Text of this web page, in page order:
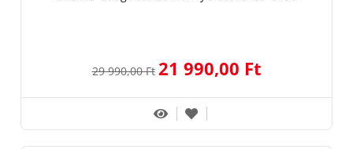
29 990,00 Ft 21 990,00 Ft